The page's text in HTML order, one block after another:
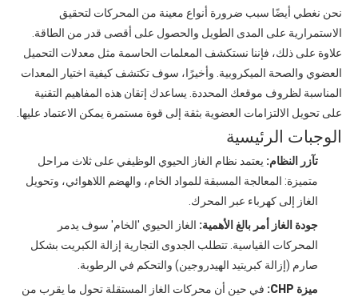
نحن نغطي أيضًا سبب ضرورة أنواع معينة من المحركات لتحقيق
الاستمرارية على المدى الطويل والحصول على أقصى قدر من الطاقة.
علاوة على ذلك، فإننا نستكشف المعلمات الحاسمة مثل معدلات التحميل
العضوي والصحة الميكروبية. وأخيرًا، سوف تكتشف كيفية اختيار المعدات
المناسبة لظروف موقعك المحددة. يساعدك إتقان هذه المفاهيم التقنية
على تحويل الالتزامات العضوية بثقة إلى قوة مستمرة يمكن الاعتماد عليها.
الوجبات الرئيسية
تآزر النظام: يعتمد نظام الغاز الحيوي الوظيفي على ثلاث مراحل
متميزة: المعالجة المسبقة للمواد الخام، والهضم اللاهوائي، وتحويل
الغاز إلى كهرباء عبر المحرك.
جودة الغاز أمر بالغ الأهمية: الغاز الحيوي 'الخام' سوف يدمر
المحركات القياسية. تتطلب الجدوى التجارية إزالة الكبريت بشكل
صارم (إزالة كبريتيد الهيدروجين) والتحكم في الرطوبة.
ميزة CHP:
في حين أن محركات الغاز المستقلة تحول ما يقرب من